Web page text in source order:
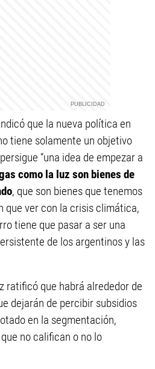
que la nueva política en
tiene solamente un objetivo
“una idea de empezar a
como la luz son bienes de
, que son bienes que tenemos
que ver con la crisis climática,
tiene que pasar a ser una
de los argentinos y las
ratificó que habrá alrededor de
dejarán de percibir subsidios
en la segmentación,
no califican o no lo